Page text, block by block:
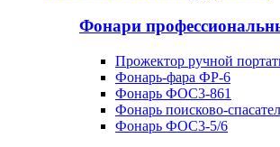
Фонари
Прожектор ручной
Фонарь-фара ФР-6
Фонарь ФОС3-861
Фонарь поисково-
Фонарь ФОС3-5/6